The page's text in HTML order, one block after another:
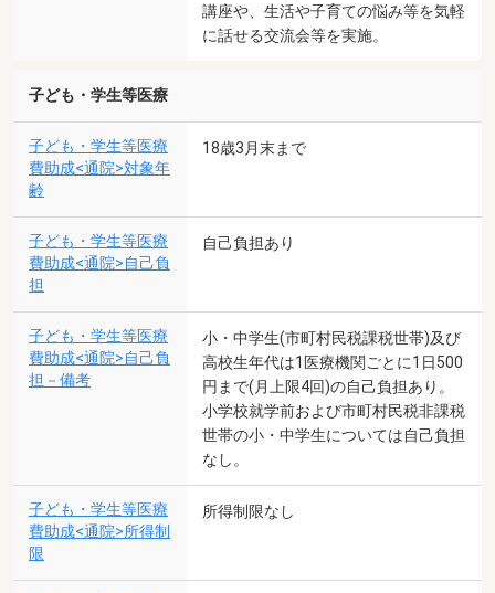
講座や、生活や子育ての悩み等を気軽
に話せる交流会等を実施。
子ども・学生等医療
子ども・学生等医療
費助成<通院>対象年
齢
18歳3月末まで
子ども・学生等医療
費助成<通院>自己負
担
自己負担あり
子ども・学生等医療
費助成<通院>自己負
担－備考
小・中学生(市町村民税課税世帯)及び
高校生年代は1医療機関ごとに1日500
円まで(月上限4回)の自己負担あり。
小学校就学前および市町村民税非課税
世帯の小・中学生については自己負担
なし。
子ども・学生等医療
費助成<通院>所得制
限
所得制限なし